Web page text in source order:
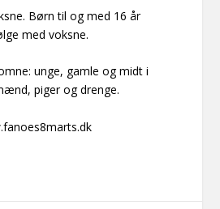
Børn til og med 16 år
med voksne.
unge, gamle og midt i
piger og drenge.